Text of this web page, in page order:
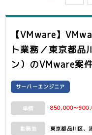
【VMware】
ト業務／東京都品
ン） のVMware案
サーバーエンジニア
単価 850,000〜
勤務地 東京都品川区、